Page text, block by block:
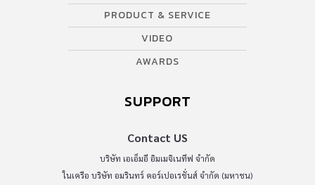
PRODUCT & SERVICE
VIDEO
AWARDS
SUPPORT
Contact US
บริษัท เอเอ็มอี อิมเมจิเนทีฟ จำกัด
ในเครือ บริษัท อมรินทร์ คอร์เปอเรชั่นส์ จำกัด (มหาชน)